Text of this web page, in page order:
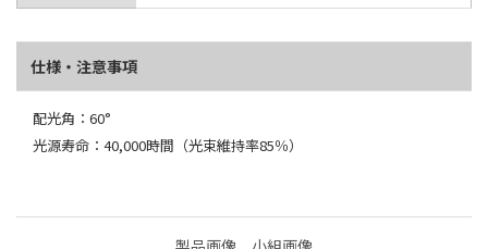
仕様・注意事項
配光角：60°
光源寿命：40,000時間（光束維持率85％）